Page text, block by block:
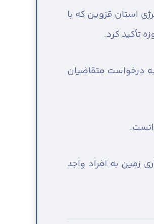
استان قزوین که با
تأکید کرد.
درخواست متقاضیان
زمین به افراد واجد